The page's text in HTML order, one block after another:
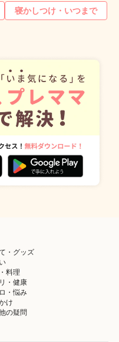
寝かしつけ・いつまで
・グッズ
料理
・健康
・悩み
け
の疑問